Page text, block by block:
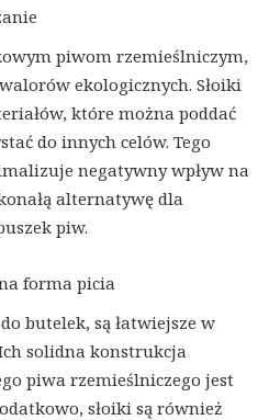
piwom rzemieślniczym,
ekologicznych. Słoiki
które można poddać
do innych celów. Tego
negatywny wpływ na
alternatywę dla
piw.
forma picia
butelek, są łatwiejsze w
solidna konstrukcja
piwa rzemieślniczego jest
słoiki są również